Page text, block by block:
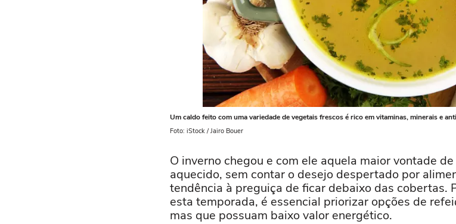
Um caldo feito com uma variedade de vegetais frescos é rico em vitaminas, minerais e
Foto: iStock / Jairo Bouer
O inverno chegou e com ele aquela maior vontade
aquecido, sem contar o desejo despertado por
tendência à preguiça de ficar debaixo das cobertas.
esta temporada, é essencial priorizar opções de
mas que possuam baixo valor energético.